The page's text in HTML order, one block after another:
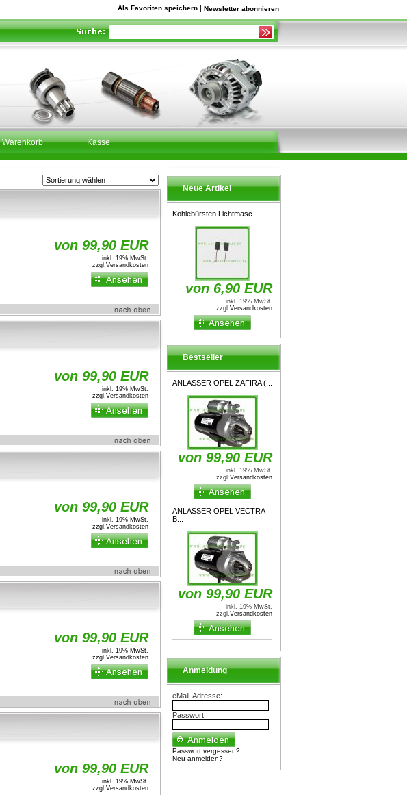
Warenkorb Kasse
Als Favoriten speichern | Newsletter abonnieren
von 99,90 EUR
inkl. 19% MwSt.
zzgl.Versandkosten
von 99,90 EUR
inkl. 19% MwSt.
zzgl.Versandkosten
von 99,90 EUR
inkl. 19% MwSt.
zzgl.Versandkosten
von 99,90 EUR
inkl. 19% MwSt.
zzgl.Versandkosten
von 99,90 EUR
inkl. 19% MwSt.
zzgl.Versandkosten
Neue Artikel
Kohlebürsten Lichtmasc...
von 6,90 EUR
inkl. 19% MwSt.
zzgl.Versandkosten
Bestseller
ANLASSER OPEL ZAFIRA (...
von 99,90 EUR
inkl. 19% MwSt.
zzgl.Versandkosten
ANLASSER OPEL VECTRA
B...
von 99,90 EUR
inkl. 19% MwSt.
zzgl.Versandkosten
Anmeldung
eMail-Adresse:
Passwort:
Passwort vergessen?
Neu anmelden?